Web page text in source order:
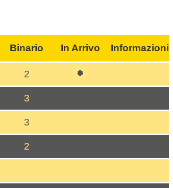
Binario In Arrivo Informazioni
2
3
3
2